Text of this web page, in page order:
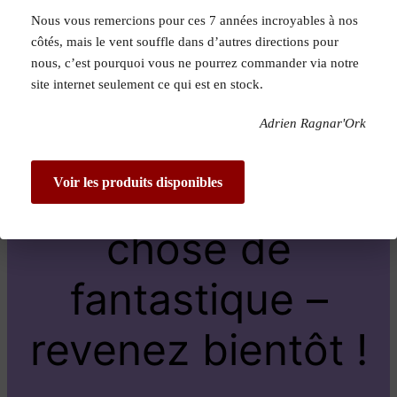
Pardon pour le
dérangement !
Nous travaillons
sur quelque
chose de
fantastique –
revenez bientôt !
Nous vous remercions pour ces 7 années incroyables à nos
côtés, mais le vent souffle dans d’autres directions pour
nous, c’est pourquoi vous ne pourrez commander via notre
site internet seulement ce qui est en stock.
Adrien Ragnar'Ork
Voir les produits disponibles